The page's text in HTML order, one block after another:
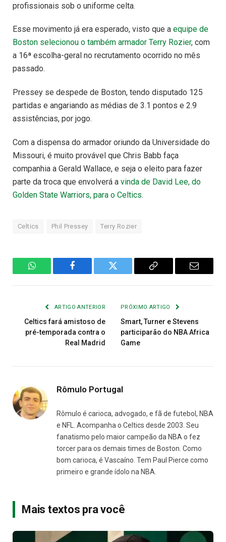
profissionais sob o uniforme celta.
Esse movimento já era esperado, visto que a equipe de
Boston selecionou o também armador Terry Rozier, com
a 16ª escolha-geral no recrutamento ocorrido no mês
passado.
Pressey se despede de Boston, tendo disputado 125
partidas e angariando as médias de 3.1 pontos e 2.9
assistências, por jogo.
Com a dispensa do armador oriundo da Universidade do
Missouri, é muito provável que Chris Babb faça
companhia a Gerald Wallace, e seja o eleito para fazer
parte da troca que envolverá a vinda de David Lee, do
Golden State Warriors, para o Celtics.
Celtics Phil Pressey Terry Rozier
WhatsAppFacebook Twitter
Copiar
E-
ARTIGO ANTERIOR
Celtics fará amistoso de
pré-temporada contra o
Real Madrid
PRÓXIMO ARTIGO
Smart, Turner e Stevens
participarão do NBA Africa
Game
Rômulo Portugal
Rômulo é carioca, advogado, e fã de futebol, NBA
e NFL. Acompanha o Celtics desde 2003. Seu
fanatismo pelo maior campeão da NBA o fez
torcer para os demais times de Boston. Como
bom carioca, é Vascaíno. Tem Paul Pierce como
primeiro e grande ídolo na NBA.
Mais textos pra você